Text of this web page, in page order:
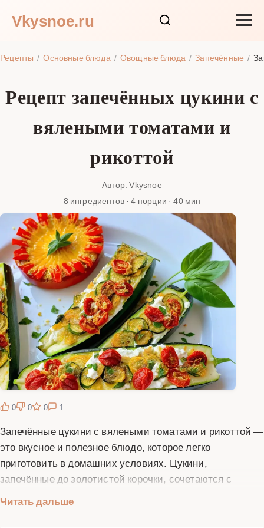
Vkysnoe.ru
Рецепты Основные блюда Овощные блюда Запечённые
Рецепт запечённых цукини с
вялеными томатами и
рикоттой
Автор: Vkysnoe
8 ингредиентов · 4 порции · 40 мин
0 0 0 1
Запечённые цукини с вялеными томатами и рикоттой —
это вкусное и полезное блюдо, которое легко
приготовить в домашних условиях. Цукини,
запечённые до золотистой корочки, сочетаются с
создавая неповторимый вкус. Это блюдо подойдёт как
Читать дальше